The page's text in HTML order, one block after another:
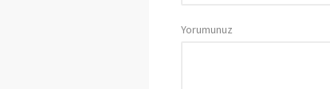
Yorumunuz